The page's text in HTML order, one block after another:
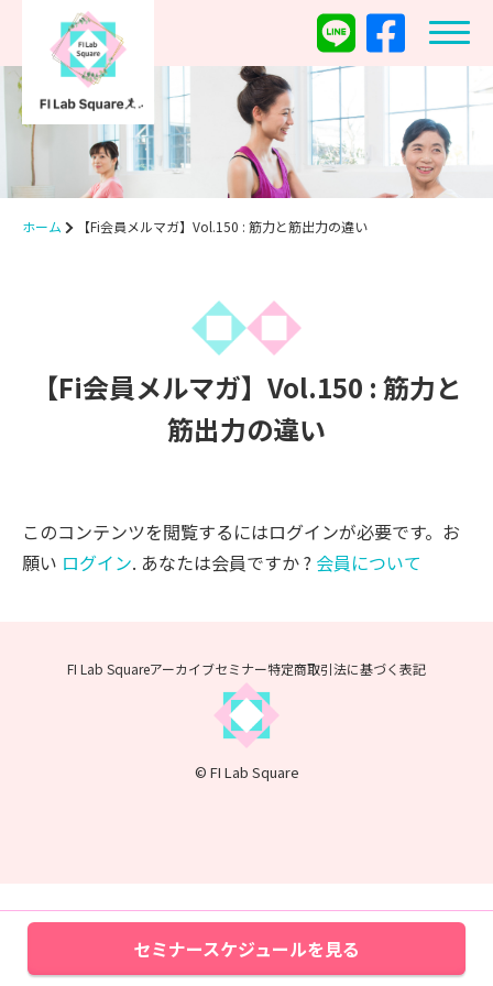
ホーム 【Fi会員メルマガ】Vol.150 : 筋力と筋出力の違い
【Fi会員メルマガ】Vol.150 : 筋力と
筋出力の違い
このコンテンツを閲覧するにはログインが必要です。お
願い ログイン. あなたは会員ですか ? 会員について
セミナースケジュールを見る
FI Lab Squareアーカイブセミナー特定商取引法に基づく表記
© FI Lab Square